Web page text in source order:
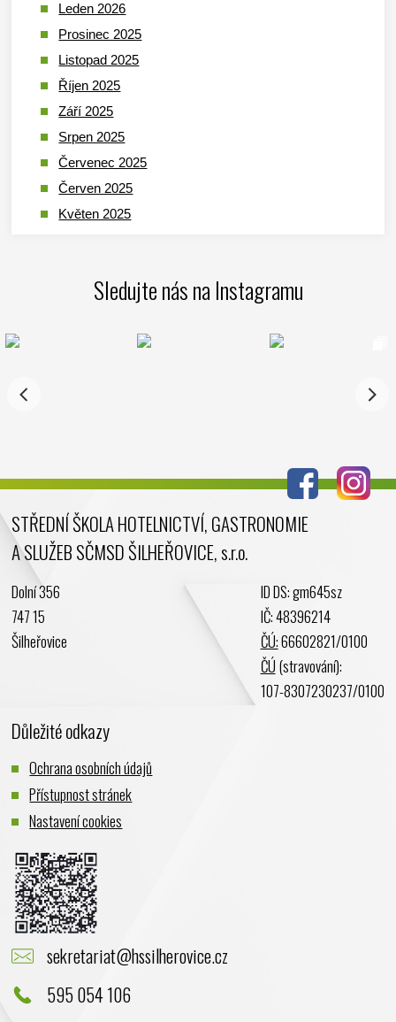
Leden 2026
Prosinec 2025
Listopad 2025
Říjen 2025
Září 2025
Srpen 2025
Červenec 2025
Červen 2025
Květen 2025
Leden 2025
Listopad 2024
Duben 2024
Březen 2024
Leden 2024
Listopad 2023
Srpen 2023
Červen 2023
Květen 2023
Duben 2023
Březen 2023
Únor 2023
Leden 2023
Prosinec 2022
Listopad 2022
Sledujte nás na Instagramu
STŘEDNÍ ŠKOLA HOTELNICTVÍ, GASTRONOMIE
A SLUŽEB SČMSD ŠILHEŘOVICE, s.r.o.
Dolní 356
747 15
Šilheřovice
ID DS: gm645sz
IČ: 48396214
ČÚ:66602821/0100
ČÚ (stravování):
107-8307230237/0100
Důležité odkazy
Ochrana osobních údajů
Přístupnost stránek
Nastavení cookies
sekretariat@hssilherovice.cz
595 054 106